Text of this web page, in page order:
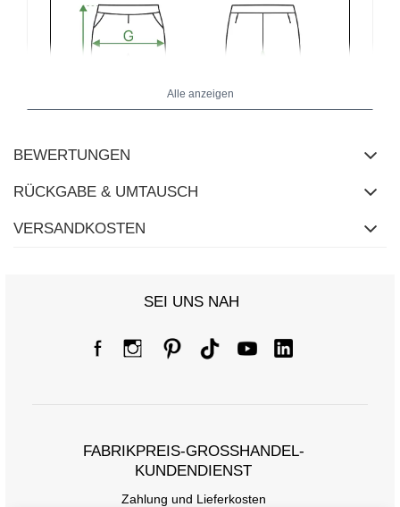
S M L
[H] Innenbeinlänge 72 73 74
Alle anzeigen
BEWERTUNGEN
RÜCKGABE & UMTAUSCH
VERSANDKOSTEN
SEI UNS NAH
FABRIKPREIS-GROSSHANDEL-K
UNDENDIENST
Zahlung und Lieferkosten